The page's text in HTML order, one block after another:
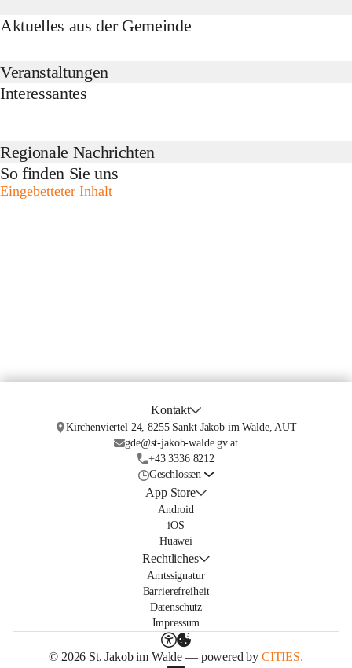
Aktuelles aus der Gemeinde
Veranstaltungen
Interessantes
Regionale Nachrichten
So finden Sie uns
Eingebetteter Inhalt
Kontakt
Kirchenviertel 24, 8255 Sankt Jakob im Walde, AUT
gde@st-jakob-walde.gv.at
+43 3336 8212
Geschlossen
App Store
Android
iOS
Huawei
Rechtliches
Amtssignatur
Barrierefreiheit
Datenschutz
Impressum
© 2026 St. Jakob im Walde — powered by CITIES.